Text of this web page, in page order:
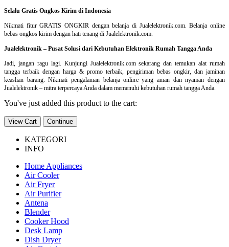
Selalu Gratis Ongkos Kirim di Indonesia
Nikmati fitur GRATIS ONGKIR dengan belanja di Jualelektronik.com. Belanja online
bebas ongkos kirim dengan hati tenang di Jualelektronik.com.
Jualelektronik – Pusat Solusi dari Kebutuhan Elektronik Rumah Tangga Anda
Jadi, jangan ragu lagi. Kunjungi Jualelektronik.com sekarang dan temukan alat rumah
tangga terbaik dengan harga & promo terbaik, pengiriman bebas ongkir, dan jaminan
keaslian barang. Nikmati pengalaman belanja online yang aman dan nyaman dengan
Jualelektronik – mitra terpercaya Anda dalam memenuhi kebutuhan rumah tangga Anda.
You've just added this product to the cart:
View Cart Continue
KATEGORI
INFO
Home Appliances
Air Cooler
Air Fryer
Air Purifier
Antena
Blender
Cooker Hood
Desk Lamp
Dish Dryer